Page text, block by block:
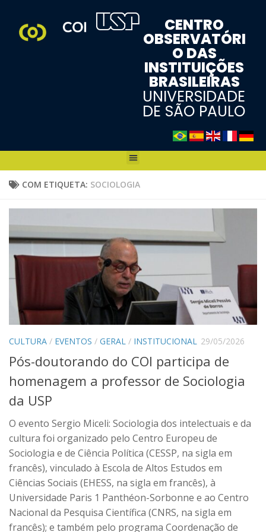
CENTRO
OBSERVATÓRI
O DAS
INSTITUIÇÕES
BRASILEIRAS
UNIVERSIDADE
DE SÃO PAULO
COM ETIQUETA: SOCIOLOGIA
CULTURA / EVENTOS / GERAL / INSTITUCIONAL 29/05/2026
Pós-doutorando do COI participa de
homenagem a professor de Sociologia
da USP
O evento Sergio Miceli: Sociologia dos intelectuais e da
cultura foi organizado pelo Centro Europeu de
Sociologia e de Ciência Política (CESSP, na sigla em
francês), vinculado à Escola de Altos Estudos em
Ciências Sociais (EHESS, na sigla em francês), à
Universidade Paris 1 Panthéon-Sorbonne e ao Centro
Nacional da Pesquisa Científica (CNRS, na sigla em
francês); e também pelo programa Coordenação de